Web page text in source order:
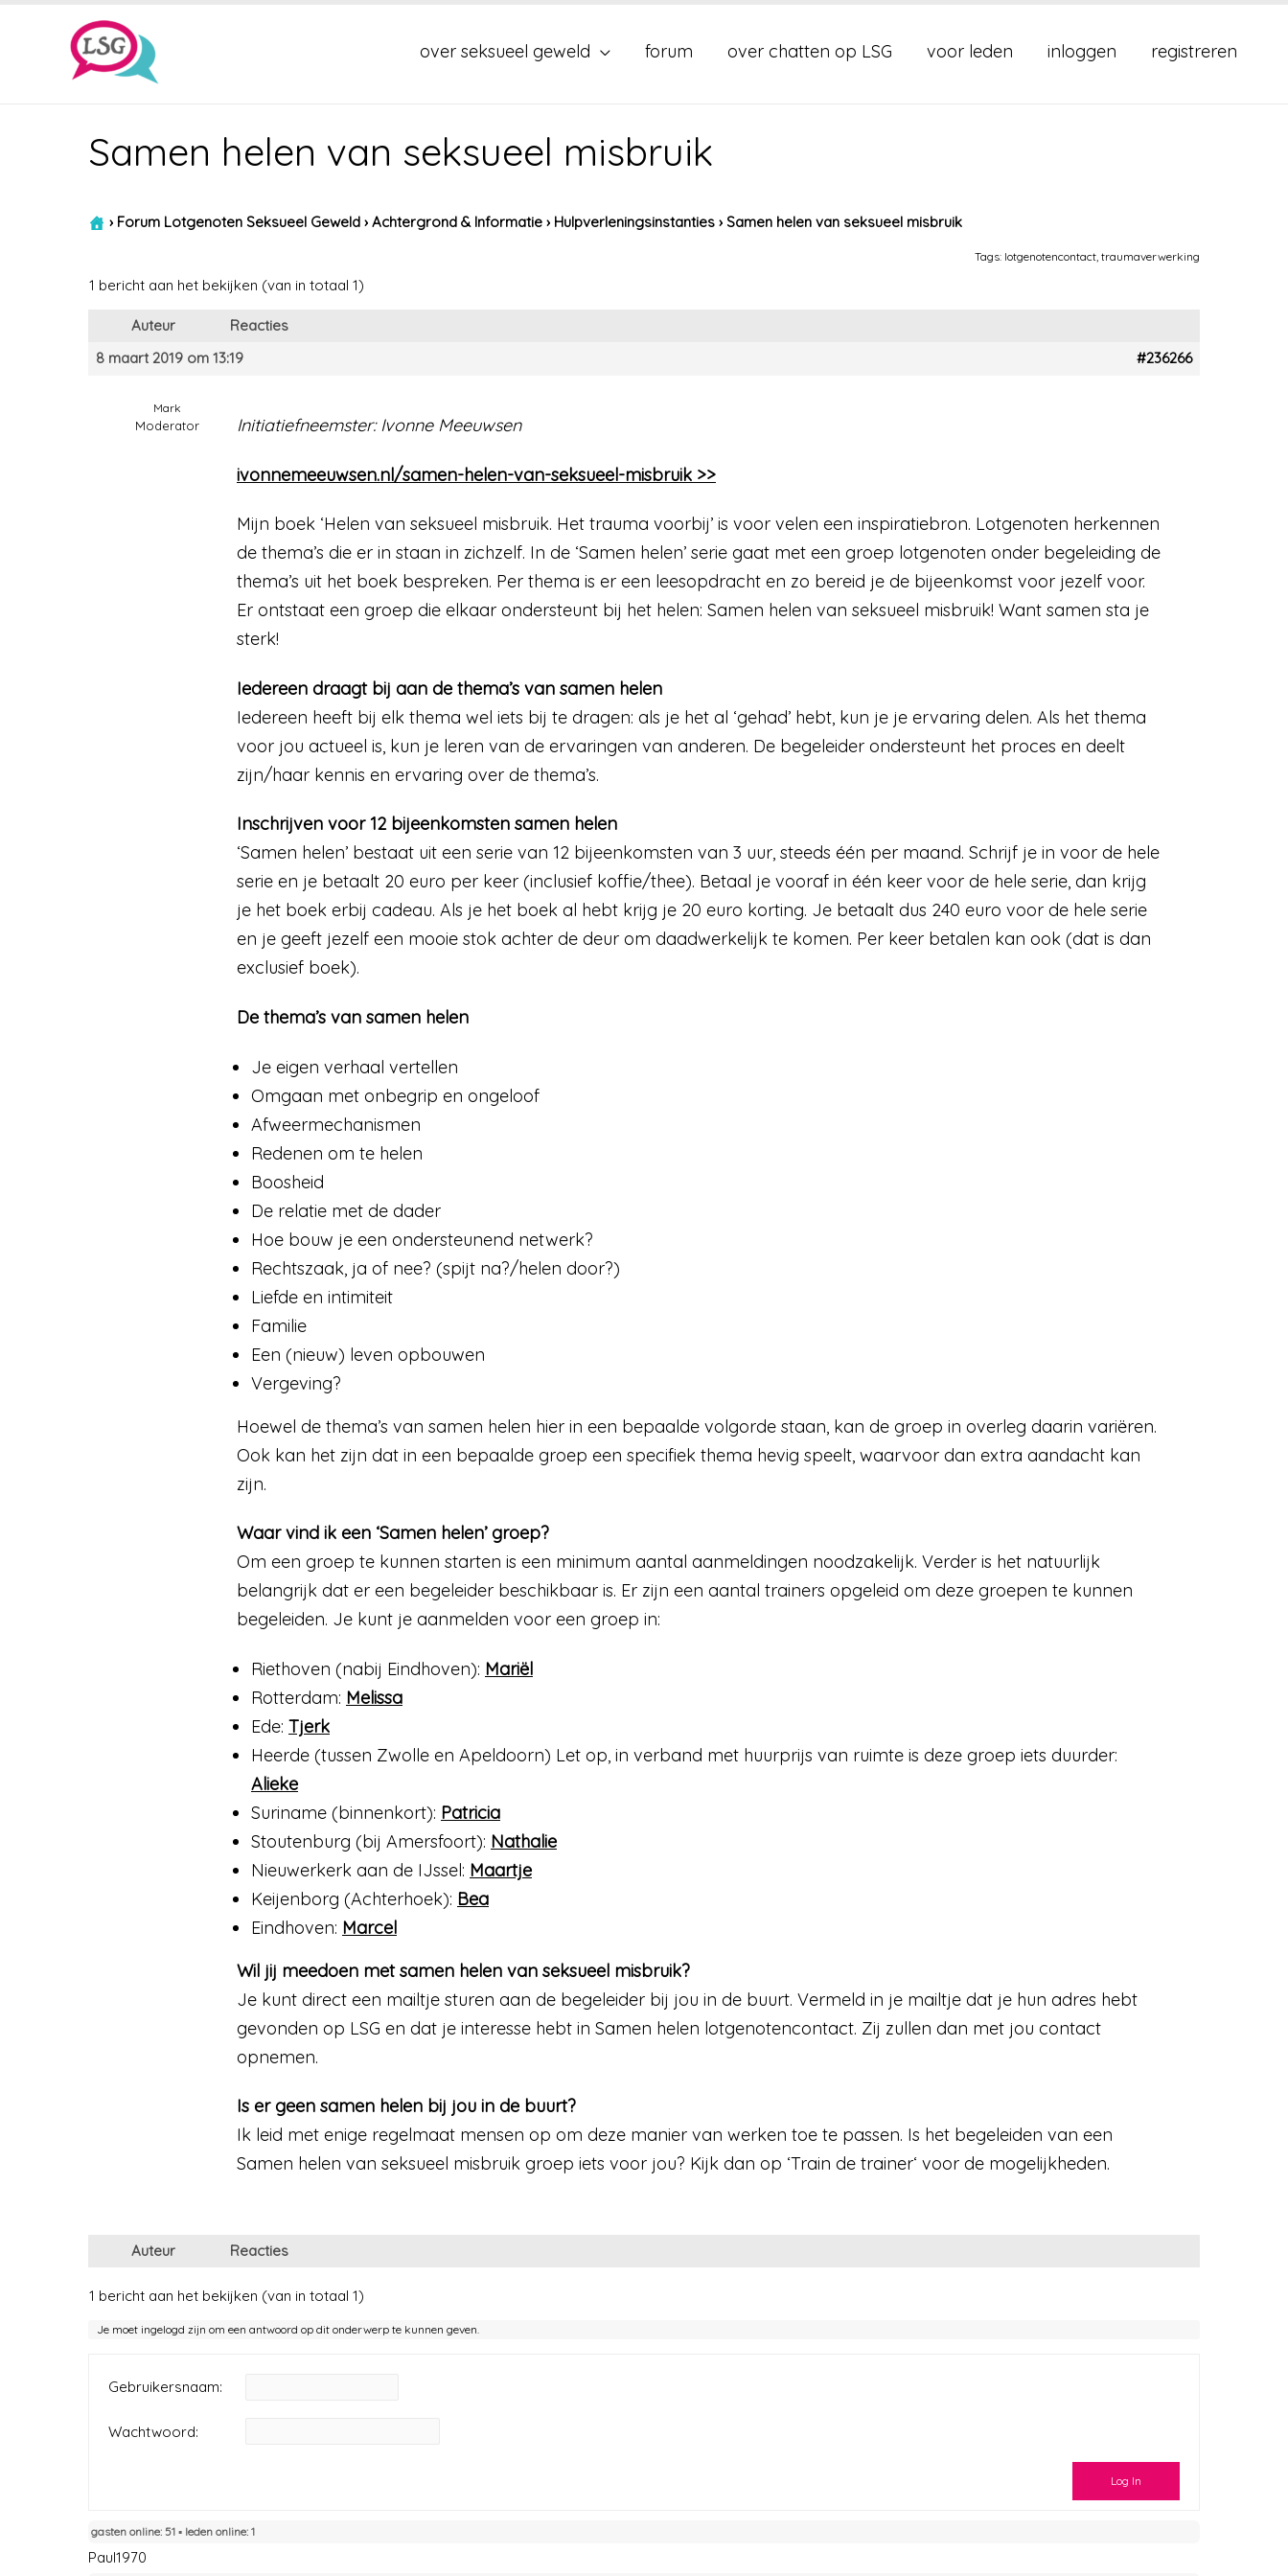
over seksueel geweld forum over chatten op LSG voor leden inloggen registreren
Samen helen van seksueel misbruik
› Forum Lotgenoten Seksueel Geweld › Achtergrond & Informatie › Hulpverleningsinstanties › Samen helen van seksueel misbruik
Tags: lotgenotencontact, traumaverwerking
1 bericht aan het bekijken (van in totaal 1)
Auteur
Reacties
8 maart 2019 om 13:19
#236266
Mark
Moderator Initiatiefneemster: Ivonne Meeuwsen
ivonnemeeuwsen.nl/samen-helen-van-seksueel-misbruik >>
Mijn boek ‘Helen van seksueel misbruik. Het trauma voorbij’ is voor velen een inspiratiebron. Lotgenoten herkennen
de thema’s die er in staan in zichzelf. In de ‘Samen helen’ serie gaat met een groep lotgenoten onder begeleiding de
thema’s uit het boek bespreken. Per thema is er een leesopdracht en zo bereid je de bijeenkomst voor jezelf voor.
Er ontstaat een groep die elkaar ondersteunt bij het helen: Samen helen van seksueel misbruik! Want samen sta je
sterk!
Iedereen draagt bij aan de thema’s van samen helen
Iedereen heeft bij elk thema wel iets bij te dragen: als je het al ‘gehad’ hebt, kun je je ervaring delen. Als het thema
voor jou actueel is, kun je leren van de ervaringen van anderen. De begeleider ondersteunt het proces en deelt
zijn/haar kennis en ervaring over de thema’s.
Inschrijven voor 12 bijeenkomsten samen helen
‘Samen helen’ bestaat uit een serie van 12 bijeenkomsten van 3 uur, steeds één per maand. Schrijf je in voor de hele
serie en je betaalt 20 euro per keer (inclusief koffie/thee). Betaal je vooraf in één keer voor de hele serie, dan krijg
je het boek erbij cadeau. Als je het boek al hebt krijg je 20 euro korting. Je betaalt dus 240 euro voor de hele serie
en je geeft jezelf een mooie stok achter de deur om daadwerkelijk te komen. Per keer betalen kan ook (dat is dan
exclusief boek).
De thema’s van samen helen
Je eigen verhaal vertellen
Omgaan met onbegrip en ongeloof
Afweermechanismen
Redenen om te helen
Boosheid
De relatie met de dader
Hoe bouw je een ondersteunend netwerk?
Rechtszaak, ja of nee? (spijt na?/helen door?)
Liefde en intimiteit
Familie
Een (nieuw) leven opbouwen
Vergeving?
Hoewel de thema’s van samen helen hier in een bepaalde volgorde staan, kan de groep in overleg daarin variëren.
Ook kan het zijn dat in een bepaalde groep een specifiek thema hevig speelt, waarvoor dan extra aandacht kan
zijn.
Waar vind ik een ‘Samen helen’ groep?
Om een groep te kunnen starten is een minimum aantal aanmeldingen noodzakelijk. Verder is het natuurlijk
belangrijk dat er een begeleider beschikbaar is. Er zijn een aantal trainers opgeleid om deze groepen te kunnen
begeleiden. Je kunt je aanmelden voor een groep in:
Riethoven (nabij Eindhoven): Mariël
Rotterdam: Melissa
Ede: Tjerk
Heerde (tussen Zwolle en Apeldoorn) Let op, in verband met huurprijs van ruimte is deze groep iets duurder:
Alieke
Suriname (binnenkort): Patricia
Stoutenburg (bij Amersfoort): Nathalie
Nieuwerkerk aan de IJssel: Maartje
Keijenborg (Achterhoek): Bea
Eindhoven: Marcel
Wil jij meedoen met samen helen van seksueel misbruik?
Je kunt direct een mailtje sturen aan de begeleider bij jou in de buurt. Vermeld in je mailtje dat je hun adres hebt
gevonden op LSG en dat je interesse hebt in Samen helen lotgenotencontact. Zij zullen dan met jou contact
opnemen.
Is er geen samen helen bij jou in de buurt?
Ik leid met enige regelmaat mensen op om deze manier van werken toe te passen. Is het begeleiden van een
Samen helen van seksueel misbruik groep iets voor jou? Kijk dan op ‘Train de trainer‘ voor de mogelijkheden.
Auteur Reacties
1 bericht aan het bekijken (van in totaal 1)
Je moet ingelogd zijn om een antwoord op dit onderwerp te kunnen geven.
Gebruikersnaam:
Wachtwoord:
Log In
gasten online: 51 ▪︎ leden online: 1
Paul1970